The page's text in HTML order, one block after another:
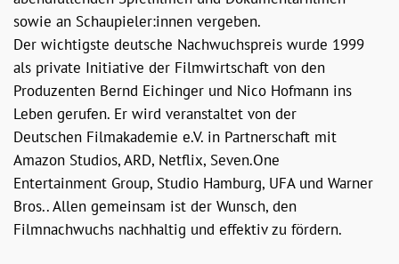
sowie an Schaupieler:innen vergeben.
Der wichtigste deutsche Nachwuchspreis wurde 1999
als private Initiative der Filmwirtschaft von den
Produzenten Bernd Eichinger und Nico Hofmann ins
Leben gerufen. Er wird veranstaltet von der
Deutschen Filmakademie e.V. in Partnerschaft mit
Amazon Studios, ARD, Netflix, Seven.One
Entertainment Group, Studio Hamburg, UFA und Warner
Bros.. Allen gemeinsam ist der Wunsch, den
Filmnachwuchs nachhaltig und effektiv zu fördern.